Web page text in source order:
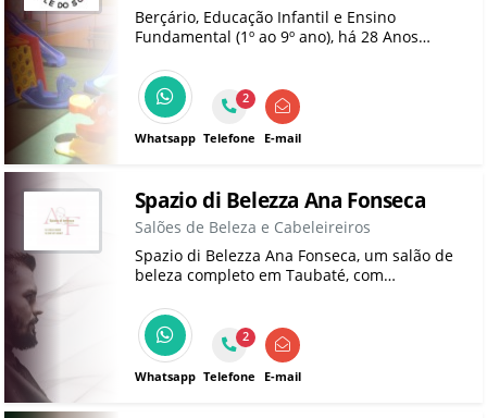
Berçário, Educação Infantil e Ensino
Fundamental (1º ao 9º ano), há 28 Anos
Whatsapp
2
Telefone E-mail
Spazio di Belezza Ana Fonseca
Salões de Beleza e Cabeleireiros
Spazio di Belezza Ana Fonseca, um salão de
beleza completo em Taubaté, com
cabelereiros, depilação e massagens e
tambem com atendimento domiciliar!
Whatsapp
2
Telefone E-mail